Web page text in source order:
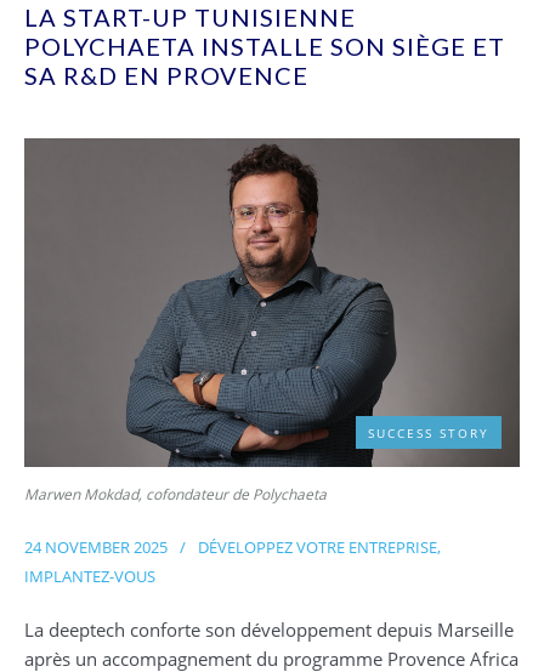
LA START-UP TUNISIENNE
POLYCHAETA INSTALLE SON SIÈGE ET
SA R&D EN PROVENCE
SUCCESS STORY
Marwen Mokdad, cofondateur de Polychaeta
24 NOVEMBER 2025 / DÉVELOPPEZ VOTRE ENTREPRISE,
IMPLANTEZ-VOUS
La deeptech conforte son développement depuis Marseille
après un accompagnement du programme Provence Africa